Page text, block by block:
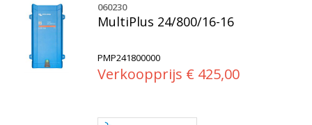
MultiPlus 24/800/16-16
PMP241800000
Verkoopprijs € 425,00
060230